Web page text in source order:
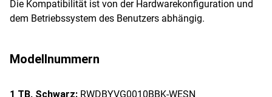
Die Kompatibilität ist von der Hardwarekonfiguration und
dem Betriebssystem des Benutzers abhängig.
Modellnummern
1 TB, Schwarz: RWDBYVG0010BBK-WESN